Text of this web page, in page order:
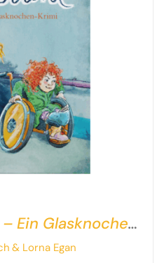
Ein Glasknochen-
& Lorna Egan